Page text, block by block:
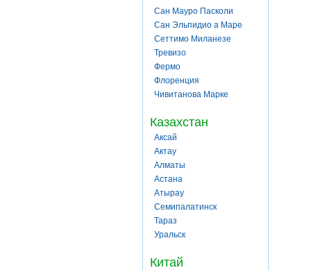
Сан Мауро Пасколи
Сан Эльпидио а Маре
Сеттимо Миланезе
Тревизо
Фермо
Флоренция
Чивитанова Марке
Казахстан
Аксай
Актау
Алматы
Астана
Атырау
Семипалатинск
Тараз
Уральск
Китай